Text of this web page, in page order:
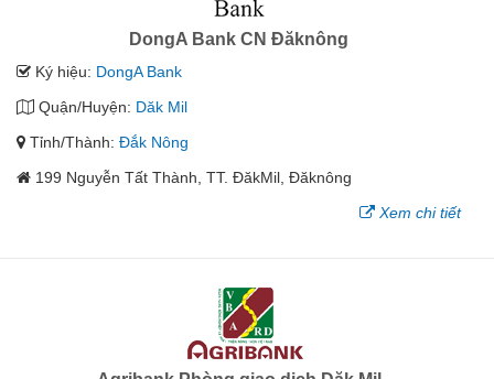
DongA Bank CN Đăknông
Ký hiệu: DongA Bank
Quận/Huyện: Dăk Mil
Tỉnh/Thành: Đắk Nông
199 Nguyễn Tất Thành, TT. ĐăkMil, Đăknông
Xem chi tiết